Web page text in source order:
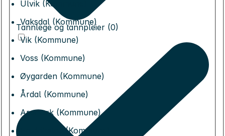
Ulvik (Kommune)
Vaksdal (Kommune)
Vik (Kommune)
Voss (Kommune)
Øygarden (Kommune)
Årdal (Kommune)
Aremark (Kommune)
Fredrikstad (Kommune)
Tannlege og tannpleier (0)